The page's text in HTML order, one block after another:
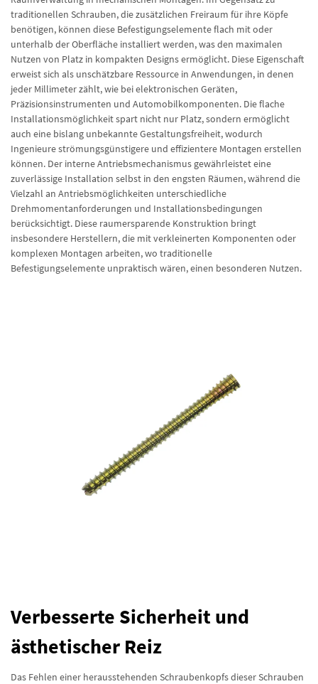
traditionellen Schrauben, die zusätzlichen Freiraum für ihre Köpfe
benötigen, können diese Befestigungselemente flach mit oder
unterhalb der Oberfläche installiert werden, was den maximalen
Nutzen von Platz in kompakten Designs ermöglicht. Diese Eigenschaft
erweist sich als unschätzbare Ressource in Anwendungen, in denen
jeder Millimeter zählt, wie bei elektronischen Geräten,
Präzisionsinstrumenten und Automobilkomponenten. Die flache
Installationsmöglichkeit spart nicht nur Platz, sondern ermöglicht
auch eine bislang unbekannte Gestaltungsfreiheit, wodurch
Ingenieure strömungsgünstigere und effizientere Montagen erstellen
können. Der interne Antriebsmechanismus gewährleistet eine
zuverlässige Installation selbst in den engsten Räumen, während die
Vielzahl an Antriebsmöglichkeiten unterschiedliche
Drehmomentanforderungen und Installationsbedingungen
berücksichtigt. Diese raumersparende Konstruktion bringt
insbesondere Herstellern, die mit verkleinerten Komponenten oder
komplexen Montagen arbeiten, wo traditionelle
Befestigungselemente unpraktisch wären, einen besonderen Nutzen.
Verbesserte Sicherheit und
ästhetischer Reiz
Das Fehlen einer herausstehenden Schraubenkopfs dieser Schrauben